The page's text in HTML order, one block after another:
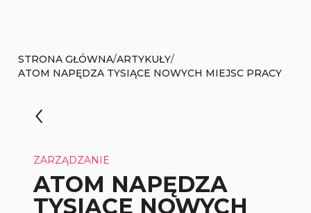
STRONA GŁÓWNA/ARTYKUŁY/
ATOM NAPĘDZA TYSIĄCE NOWYCH MIEJSC PRACY
ZARZĄDZANIE
ATOM NAPĘDZA
TYSIĄCE NOWYCH